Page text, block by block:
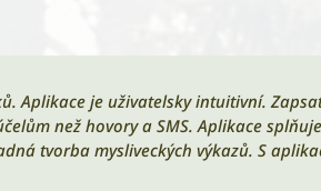
Aplikace je uživatelsky intuitivní.
než hovory a SMS. Aplikace splňuje
tvorba mysliveckých výkazů. S